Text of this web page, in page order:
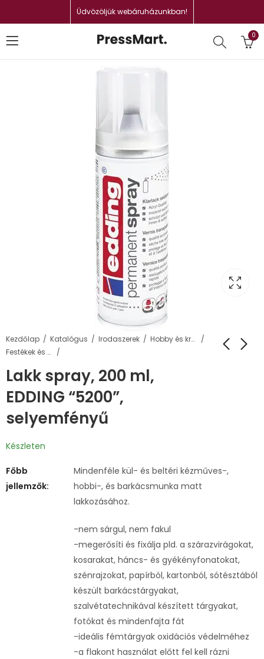
Üdvözöljük webáruházunkban!
0
Kezdőlap Katalógus Irodaszerek
Hobby és kreatív termékek
Festékek és kiegészítők
Lakk spray, 200 ml,
EDDING “5200”,
selyemfényű
Készleten
Főbb
jellemzők:
Mindenféle kül- és beltéri kézműves-,
hobbi-, és barkácsmunka matt
lakkozásához.
-nem sárgul, nem fakul
-megerősíti és fixálja pld. a szárazvirágokat,
kosarakat, háncs- és gyékényfonatokat,
szénrajzokat, papírból, kartonból, sótésztából
készült barkácstárgyakat,
szalvétatechnikával készített tárgyakat,
fotókat és mindenfajta fát
-ideális fémtárgyak oxidációs védelméhez
-a flakont használat előtt fel kell rázni